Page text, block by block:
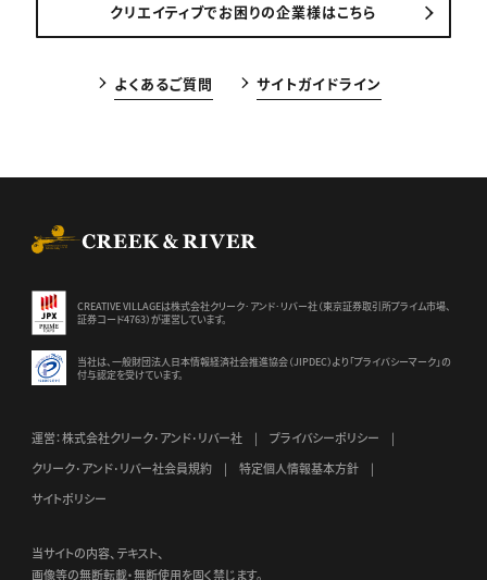
クリエイティブでお困りの企業様はこちら
よくあるご質問 サイトガイドライン
CREATIVE VILLAGEは株式会社クリーク･アンド･リバー社（東京証券取引所プライム市場、
証券コード4763）が運営しています。
当社は、一般財団法人日本情報経済社会推進協会（JIPDEC）より 「プライバシーマーク」の
付与認定を受けています。
運営：株式会社クリーク･アンド･リバー社
プライバシーポリシー
クリーク･アンド･リバー社会員規約
特定個人情報基本方針
サイトポリシー
当サイトの内容、テキスト、
画像等の無断転載・無断使用を固く禁じます。